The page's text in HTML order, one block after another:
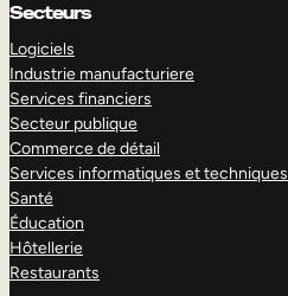
Secteurs
Logiciels
Industrie manufacturiere
Services financiers
Secteur publique
Commerce de détail
Services informatiques et techniques
Santé
Éducation
Hôtellerie
Restaurants